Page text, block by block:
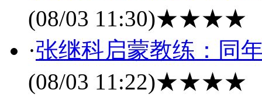
(08/03 11:30)★★★★
·张继科启蒙教练：同
(08/03 11:22)★★★★